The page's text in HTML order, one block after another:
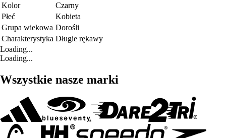
Kolor
Czarny
Płeć
Kobieta
Grupa wiekowa Dorośli
Charakterystyka Długie rękawy
Loading...
Loading...
Wszystkie nasze marki